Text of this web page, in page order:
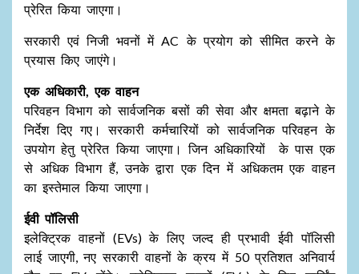
प्रेरित किया जाएगा।
सरकारी एवं निजी भवनों में AC के प्रयोग को सीमित करने के
प्रयास किए जाएंगे।
एक अधिकारी, एक वाहन
परिवहन विभाग को सार्वजनिक बसों की सेवा और क्षमता बढ़ाने के
निर्देश दिए गए। सरकारी कर्मचारियों को सार्वजनिक परिवहन के
उपयोग हेतु प्रेरित किया जाएगा। जिन अधिकारियों के पास एक
से अधिक विभाग हैं, उनके द्वारा एक दिन में अधिकतम एक वाहन
का इस्तेमाल किया जाएगा।
ईवी पॉलिसी
इलेक्ट्रिक वाहनों (EVs) के लिए जल्द ही प्रभावी ईवी पॉलिसी
लाई जाएगी, नए सरकारी वाहनों के क्रय में 50 प्रतिशत अनिवार्य